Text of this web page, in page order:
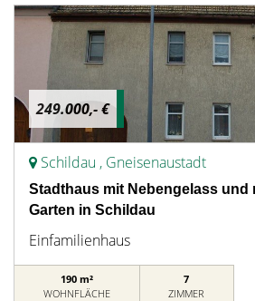
249.000,- €
Schildau , Gneisenaustadt
Stadthaus mit Nebengelass und
Garten in Schildau
Einfamilienhaus
190 m²
WOHNFLÄCHE
7
ZIMMER